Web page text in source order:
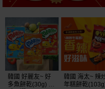
韓國 好麗友~ 好
多魚餅乾(30g) 款
韓國 海太~ 辣
年糕餅乾